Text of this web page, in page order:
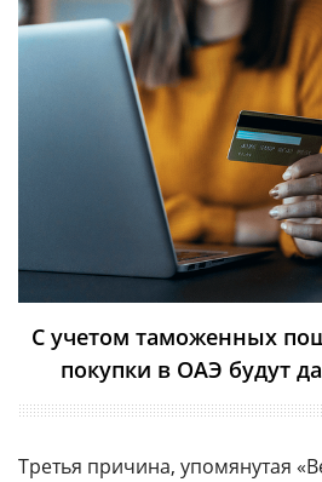
С учетом таможенных
покупки в ОАЭ будут
Третья причина, упомянутая